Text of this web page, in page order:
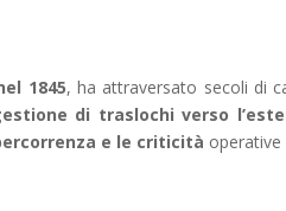
1845, ha attraversato secoli di
di traslochi verso
e le criticità operative